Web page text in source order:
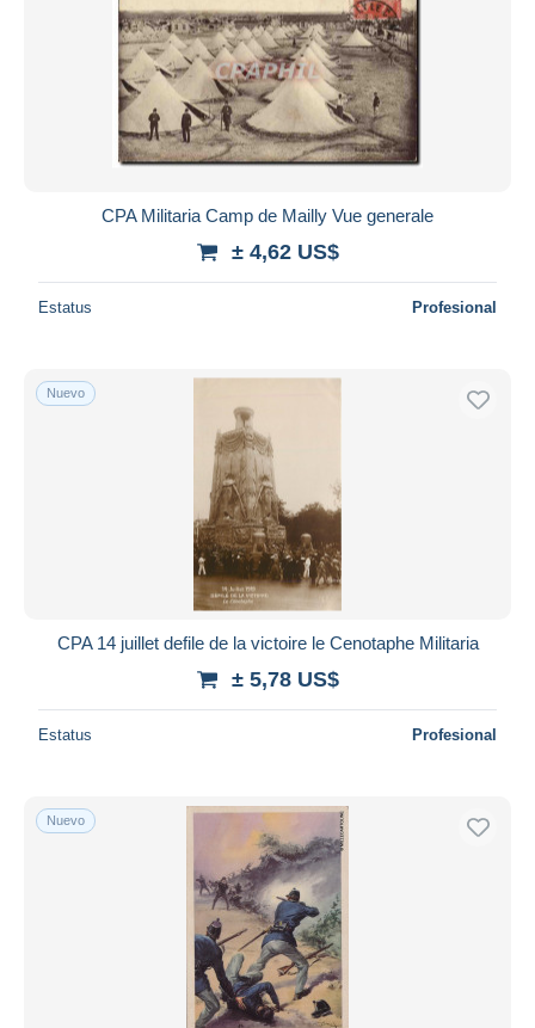
CPA Militaria Camp de Mailly Vue generale
± 4,62 US$
Estatus Profesional
Nuevo
CPA 14 juillet defile de la victoire le Cenotaphe Militaria
± 5,78 US$
Estatus Profesional
Nuevo